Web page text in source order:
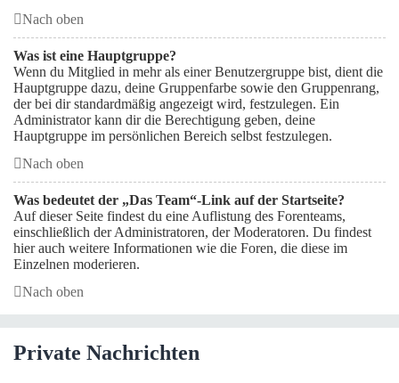
Nach oben
Was ist eine Hauptgruppe?
Wenn du Mitglied in mehr als einer Benutzergruppe bist, dient die
Hauptgruppe dazu, deine Gruppenfarbe sowie den Gruppenrang,
der bei dir standardmäßig angezeigt wird, festzulegen. Ein
Administrator kann dir die Berechtigung geben, deine
Hauptgruppe im persönlichen Bereich selbst festzulegen.
Nach oben
Was bedeutet der „Das Team“-Link auf der Startseite?
Auf dieser Seite findest du eine Auflistung des Forenteams,
einschließlich der Administratoren, der Moderatoren. Du findest
hier auch weitere Informationen wie die Foren, die diese im
Einzelnen moderieren.
Nach oben
Private Nachrichten